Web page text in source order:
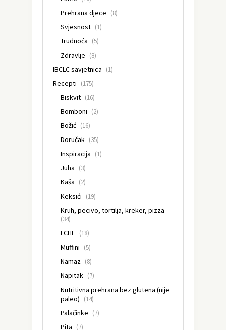
Prehrana djece (8)
Svjesnost (1)
Trudnoća (5)
Zdravlje (8)
IBCLC savjetnica (1)
Recepti (175)
Biskvit (16)
Bomboni (2)
Božić (16)
Doručak (35)
Inspiracija (1)
Juha (3)
Kaša (2)
Keksići (19)
Kruh, pecivo, tortilja, kreker, pizza
(34)
LCHF (18)
Muffini (5)
Namaz (8)
Napitak (7)
Nutritivna prehrana bez glutena (nije
paleo) (14)
Palačinke (7)
Pita (7)